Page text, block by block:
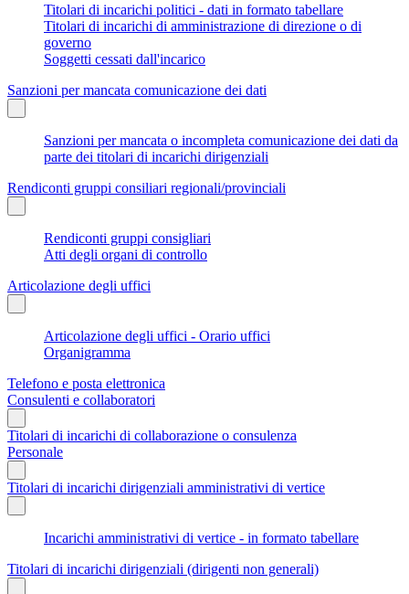
Titolari di incarichi politici - dati in formato tabellare
Titolari di incarichi di amministrazione di direzione o di
governo
Soggetti cessati dall'incarico
Sanzioni per mancata comunicazione dei dati
Sanzioni per mancata o incompleta comunicazione dei dati da
parte dei titolari di incarichi dirigenziali
Rendiconti gruppi consiliari regionali/provinciali
Rendiconti gruppi consigliari
Atti degli organi di controllo
Articolazione degli uffici
Articolazione degli uffici - Orario uffici
Organigramma
Telefono e posta elettronica
Consulenti e collaboratori
Titolari di incarichi di collaborazione o consulenza
Personale
Titolari di incarichi dirigenziali amministrativi di vertice
Incarichi amministrativi di vertice - in formato tabellare
Titolari di incarichi dirigenziali (dirigenti non generali)